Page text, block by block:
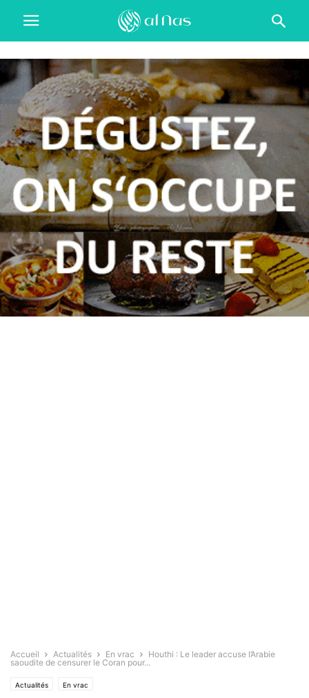
Accueil Actualités En vrac
Houthi : Le leader accuse l’Arabie
saoudite de censurer le Coran pour...
Actualités En vrac